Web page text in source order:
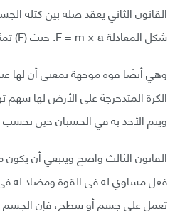
شكل المعادلة F = m × a. حيث (F) تمثل القوة مقاسة بوحدة النيوتن.
وهي أيضًا قوة موجهة بمعنى أن لها
الكرة المتدحرجة على الأرض لها سهم
ويتم الأخذ به في الحسبان حين نحسب
القانون الثالث واضح وينبغي أن
فعل مساوي له في القوة ومضاد له في
تعمل على جسم أو سطح، فإن الجسم